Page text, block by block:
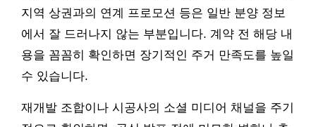
지역 상권과의 연계 프로모션 등은 일반 분양 정보
에서 잘 드러나지 않는 부분입니다. 계약 전 해당 내
용을 꼼꼼히 확인하면 장기적인 주거 만족도를 높일
수 있습니다.
재개발 조합이나 시공사의 소셜 미디어 채널을 주기